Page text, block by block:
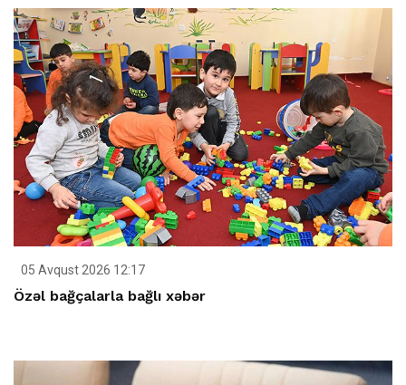
05 Avqust 2026 12:17
Özəl bağçalarla bağlı xəbər